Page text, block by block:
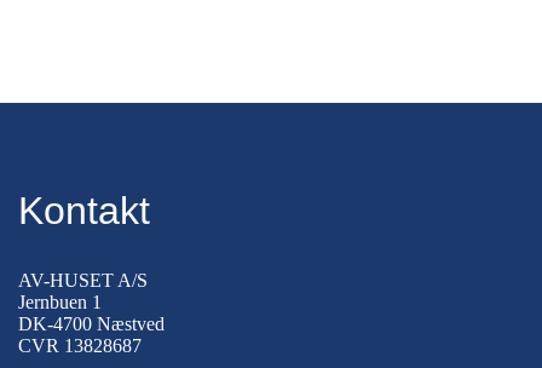
Kontakt
AV-HUSET A/S
Jernbuen 1
DK-4700 Næstved
CVR 13828687